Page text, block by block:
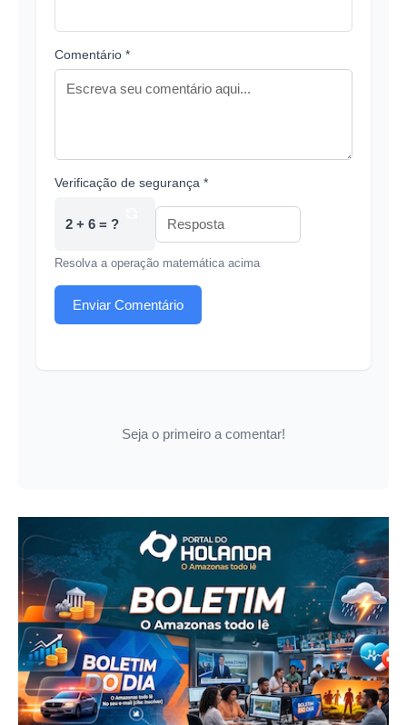
Comentário *
Verificação de segurança *
2 + 6 = ?
Resolva a operação matemática acima
Enviar Comentário
Seja o primeiro a comentar!